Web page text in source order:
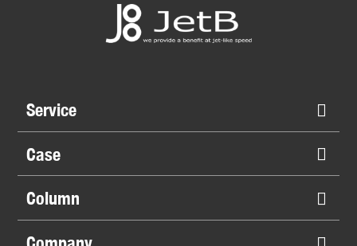
Service
Case
Column